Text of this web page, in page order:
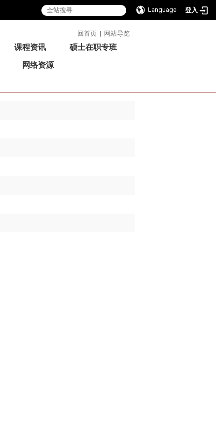
Language 登入
回首页 | 网站导览
课程资讯
硕士在职专班
网络资源